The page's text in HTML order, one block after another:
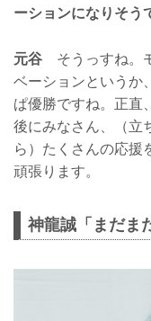
ーションになりそう
元谷 そうっすね。
ベーションというか
ぱ優勝ですね。正直
後にみなさん、（立
ら）たくさんの応援
頑張ります。
神龍誠「まだま